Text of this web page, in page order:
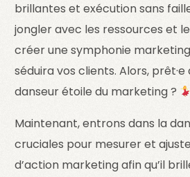
brillantes et exécution sans
jongler avec les ressources et
créer une symphonie
séduira vos clients. Alors, prêt·e
danseur étoile du marketing ?
Maintenant, entrons dans la
cruciales pour mesurer et
d’action marketing afin qu’il